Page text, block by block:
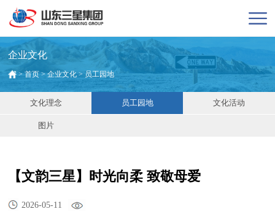
企业文化
>首页>企业文化> 员工园地
文化理念 员工园地 文化活动
图片
【文韵三星】时光向柔 致敬母爱
2026-05-11